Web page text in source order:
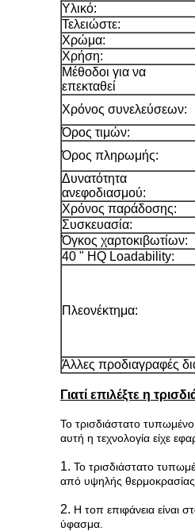
Υλικό:
Τελειώστε:
Χρώμα:
Χρήση:
Μέθοδοι για να
επεκταθεί
Χρόνος συνελεύσεων:
Όρος τιμών:
Όρος πληρωμής:
Δυνατότητα
ανεφοδιασμού:
Χρόνος παράδοσης:
Συσκευασία:
Όγκος χαρτοκιβωτίων:
40 " HQ Loadability:
Πλεονέκτημα:
Άλλες προδιαγραφές
Γιατί επιλέξτε η
Το τρισδιάστατο
αυτή η τεχνολογία είχε
1. Το τρισδιάστατο
από υψηλής θερμοκρασίας
2. Η τοπ επιφάνεια είναι
ύφασμα.